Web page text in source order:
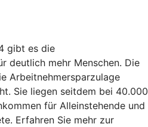
gibt es die
deutlich mehr Menschen. Die
Arbeitnehmersparzulage
Sie liegen seitdem bei 40.000
für Alleinstehende und
Erfahren Sie mehr zur